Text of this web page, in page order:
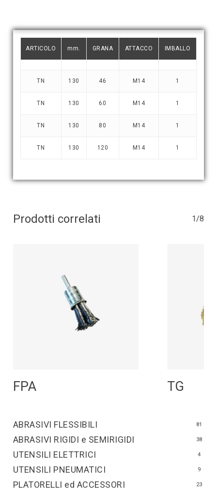
ARTICOLO mm. GRANA ATTACCO IMBALLO
TN 130 46 M14 1
TN 130 60 M14 1
TN 130 80 M14 1
TN 130 120 M14 1
Prodotti correlati 1/8
FPA TG
ABRASIVI FLESSIBILI 81
ABRASIVI RIGIDI e SEMIRIGIDI 38
PLATORELLI ed ACCESSORI 23
UTENSILI ELETTRICI 4
UTENSILI PNEUMATICI 9